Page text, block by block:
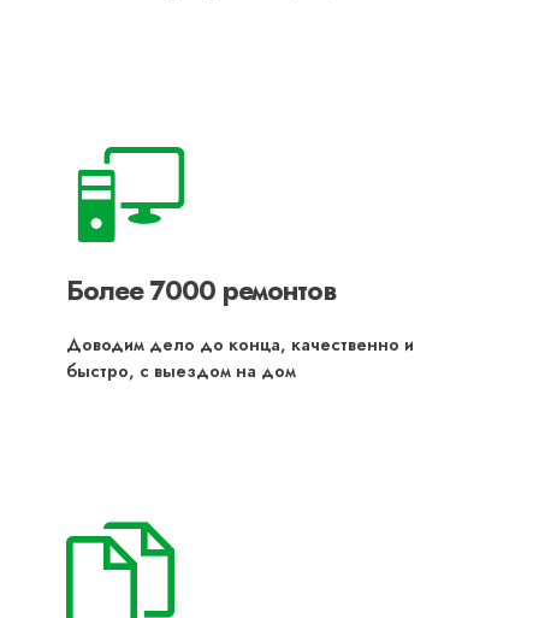
Более 7000 ремонтов
Доводим дело до конца, качественно и
быстро, с выездом на дом